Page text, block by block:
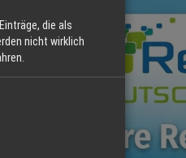
die als
nicht wirklich